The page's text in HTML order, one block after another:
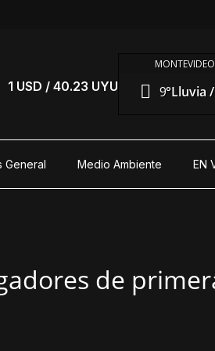
1 USD / 40.23 UYU 9°Lluvia
General Medio Ambiente EN
de